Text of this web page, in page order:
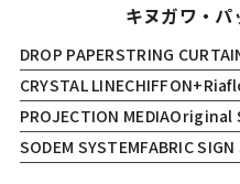
キヌガワ・パ
DROP PAPERSTRING
CRYSTAL LINECHIFFON+
PROJECTION MEDIAOriginal
SODEM SYSTEMFABRIC SIGN